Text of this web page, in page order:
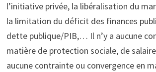
l’initiative privée, la libéralisation du
la limitation du déficit des finances
dette publique/PIB,… Il n’y a aucune
matière de protection sociale, de
aucune contrainte ou convergence en